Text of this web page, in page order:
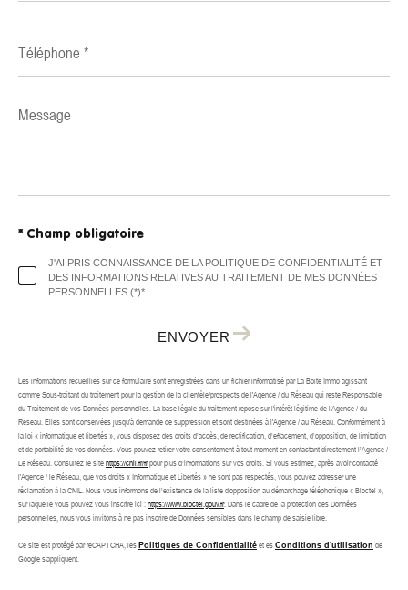
*
Message
*
J'AI PRIS CONNAISSANCE DE LA POLITIQUE DE CONFIDENTIALITÉ ET
DES INFORMATIONS RELATIVES AU TRAITEMENT DE MES DONNÉES
PERSONNELLES (*)*
* Champ obligatoire
ENVOYER
Les informations recueillies sur ce formulaire sont enregistrées dans un fichier informatisé par La Boite Immo agissant
comme Sous-traitant du traitement pour la gestion de la clientèle/prospects de l'Agence / du Réseau qui reste Responsable
du Traitement de vos Données personnelles. La base légale du traitement repose sur l'intérêt légitime de l'Agence / du
Réseau. Elles sont conservées jusqu'à demande de suppression et sont destinées à l'Agence / au Réseau. Conformément à
la loi « informatique et libertés », vous disposez des droits d’accès, de rectification, d’effacement, d’opposition, de limitation
et de portabilité de vos données. Vous pouvez retirer votre consentement à tout moment en contactant directement l’Agence /
Le Réseau. Consultez le site https://cnil.fr/frpour plus d’informations sur vos droits. Si vous estimez, après avoir contacté
l'Agence / le Réseau, que vos droits « Informatique et Libertés » ne sont pas respectés, vous pouvez adresser une
réclamation à la CNIL. Nous vous informons de l’existence de la liste d'opposition au démarchage téléphonique « Bloctel »,
sur laquelle vous pouvez vous inscrire ici : https://www.bloctel.gouv.fr. Dans le cadre de la protection des Données
personnelles, nous vous invitons à ne pas inscrire de Données sensibles dans le champ de saisie libre.
Ce site est protégé par reCAPTCHA, les Politiques de Confidentialité et es Conditions d'utilisation de
Google s'appliquent.